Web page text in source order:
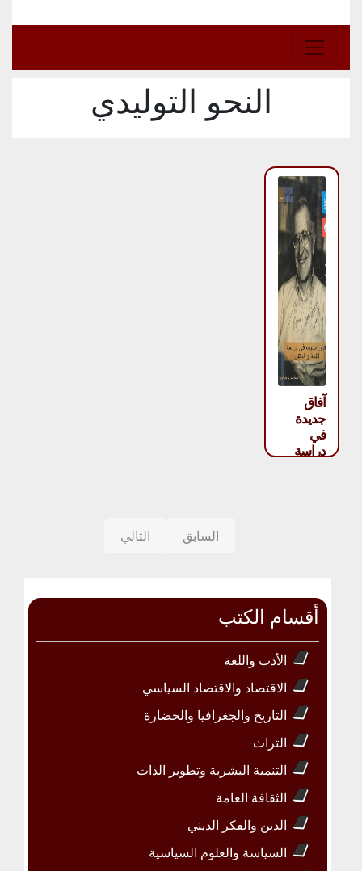
النحو التوليدي
آفاق
جديدة
في
دراسة
السابق
التالي
أقسام الكتب
الأدب واللغة
الاقتصاد والاقتصاد السياسي
التاريخ والجغرافيا والحضارة
التراث
التنمية البشرية وتطوير الذات
الثقافة العامة
الدين والفكر الديني
السياسة والعلوم السياسية